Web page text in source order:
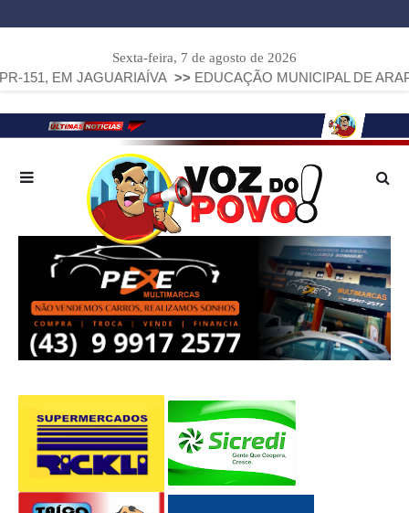
Sexta-feira, 7 de agosto de 2026
>> EDUCAÇÃO MUNICIPAL DE ARAPOTI